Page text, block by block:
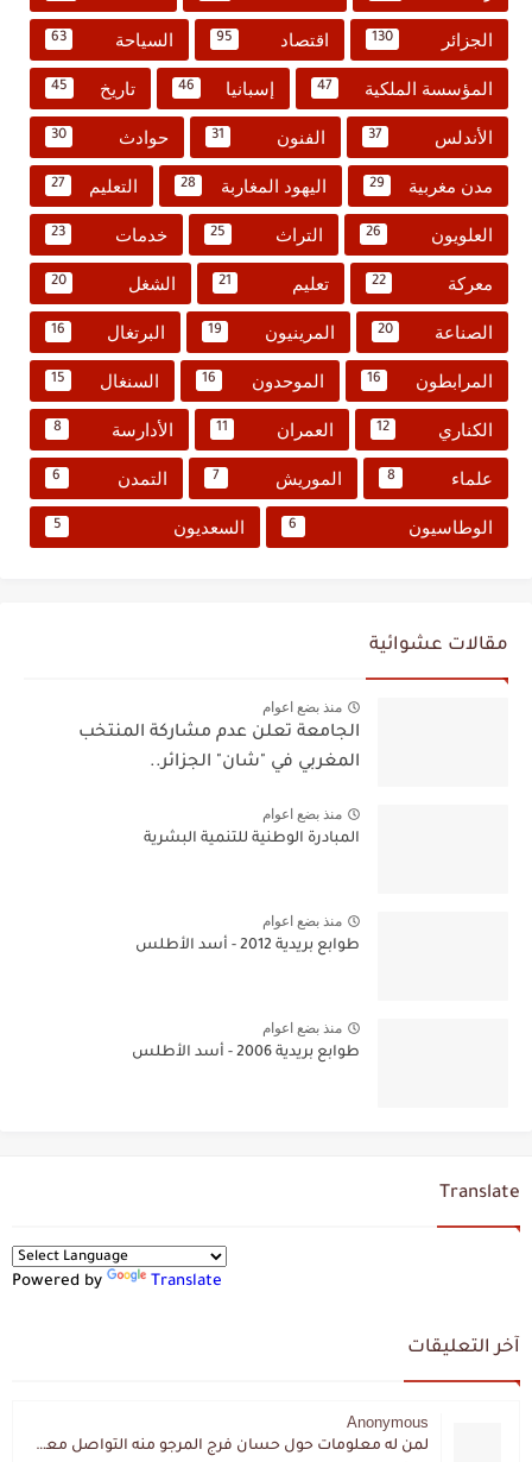
الجزائر 130 اقتصاد 95 السياحة 63
المؤسسة الملكية 47 إسبانيا 46 تاريخ 45
الأندلس 37 الفنون 31 حوادث 30
مدن مغربية 29 اليهود المغاربة 28 التعليم 27
العلويون 26 التراث 25 خدمات 23
معركة 22 تعليم 21 الشغل 20
الصناعة 20 المرينيون 19 البرتغال 16
المرابطون 16 الموحدون 16 السنغال 15
الكناري 12 العمران 11 الأدارسة 8
علماء 8 الموريش 7 التمدن 6
الوطاسيون 6 السعديون 5
مقالات عشوائية
منذ بضع اعوام
الجامعة تعلن عدم مشاركة المنتخب
المغربي في "شان" الجزائر..
منذ بضع اعوام
المبادرة الوطنية للتنمية البشرية
منذ بضع اعوام
طوابع بريدية 2012 - أسد الأطلس
منذ بضع اعوام
طوابع بريدية 2006 - أسد الأطلس
Translate
Powered by Translate
آخر التعليقات
Anonymous
لمن له معلومات حول حسان فرج المرجو منه التواصل معي لقد اختفى تماما و كانت لي به علاقة تواصل خاصة